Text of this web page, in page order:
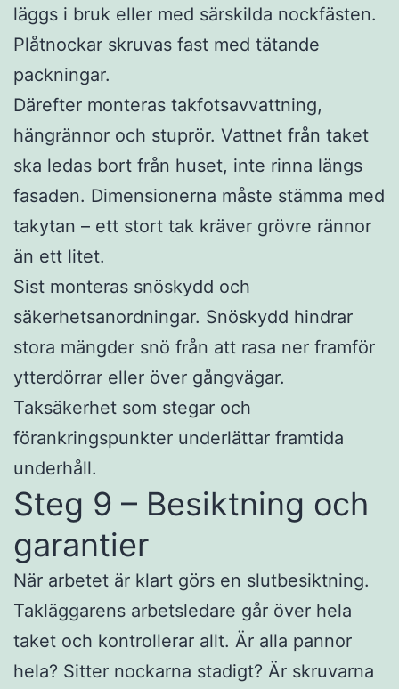
läggs i bruk eller med särskilda nockfästen.
Plåtnockar skruvas fast med tätande
packningar.
Därefter monteras takfotsavvattning,
hängrännor och stuprör. Vattnet från taket
ska ledas bort från huset, inte rinna längs
fasaden. Dimensionerna måste stämma med
takytan – ett stort tak kräver grövre rännor
än ett litet.
Sist monteras snöskydd och
säkerhetsanordningar. Snöskydd hindrar
stora mängder snö från att rasa ner framför
ytterdörrar eller över gångvägar.
Taksäkerhet som stegar och
förankringspunkter underlättar framtida
underhåll.
Steg 9 – Besiktning och
garantier
När arbetet är klart görs en slutbesiktning.
Takläggarens arbetsledare går över hela
taket och kontrollerar allt. Är alla pannor
hela? Sitter nockarna stadigt? Är skruvarna